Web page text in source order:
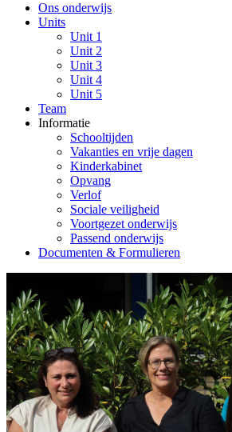
Ons onderwijs
Units
Unit 1
Unit 2
Unit 3
Unit 4
Unit 5
Team
Informatie
Schooltijden
Vakanties en vrije dagen
Kinderkabinet
Opvang
Verlof
Sociale veiligheid
Voortgezet onderwijs
Passend onderwijs
Documenten & Formulieren